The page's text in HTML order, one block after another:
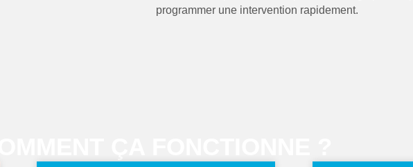
programmer une intervention rapidement.